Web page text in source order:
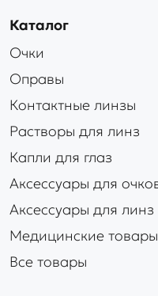
Каталог
Очки
Оправы
Контактные линзы
Растворы для линз
Капли для глаз
Аксессуары для
Аксессуары для линз
Медицинские
Все товары